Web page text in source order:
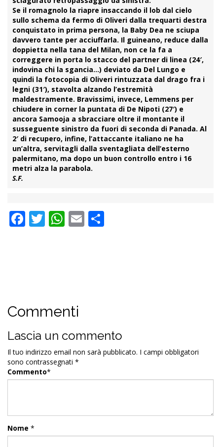
Se il romagnolo la riapre insaccando il lob dal cielo
sullo schema da fermo di Oliveri dalla trequarti destra
conquistato in prima persona, la Baby Dea ne sciupa
davvero tante per acciuffarla. Il guineano, reduce dalla
doppietta nella tana del Milan, non ce la fa a
correggere in porta lo stacco del partner di linea (24′,
indovina chi la sgancia…) deviato da Del Lungo e
quindi la fotocopia di Oliveri rintuzzata dal drago fra i
legni (31′), stavolta alzando l’estremità
maldestramente. Bravissimi, invece, Lemmens per
chiudere in corner la puntata di De Nipoti (27′) e
ancora Samooja a sbracciare oltre il montante il
susseguente sinistro da fuori di seconda di Panada. Al
2′ di recupero, infine, l’attaccante italiano ne ha
un’altra, servitagli dalla sventagliata dell’esterno
palermitano, ma dopo un buon controllo entro i 16
metri alza la parabola.
S.F.
Facebook
Twitter
WhatsApp
Email
Commenti
Lascia un commento
Il tuo indirizzo email non sarà pubblicato. I campi obbligatori
sono contrassegnati *
Commento*
Nome *